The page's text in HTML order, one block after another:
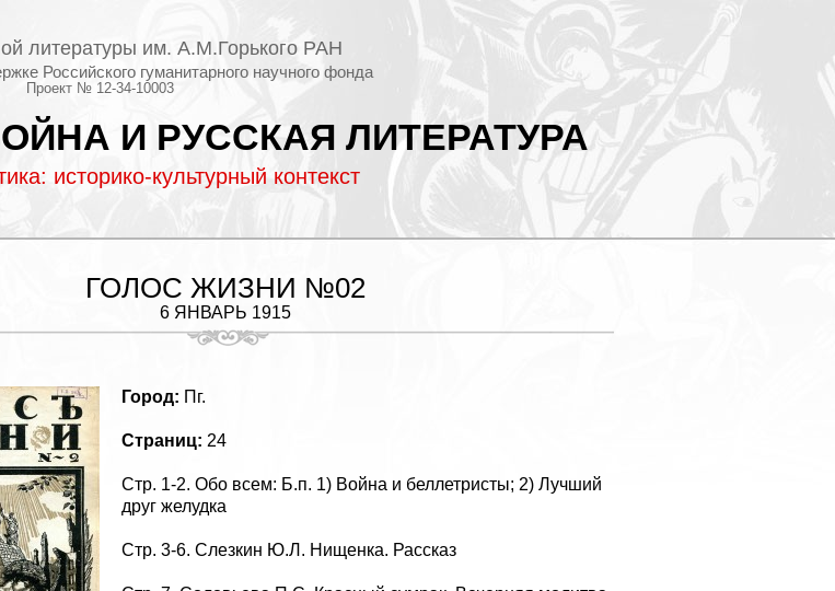
литературы им. А.М.Горького РАН
Российского гуманитарного научного фонда
Проект № 12-34-10003
И РУССКАЯ ЛИТЕРАТУРА
историко-культурный контекст
ГОЛОС ЖИЗНИ №02
6 ЯНВАРЬ 1915
Город: Пг.
Страниц: 24
Стр. 1-2. Обо всем: Б.п. 1) Война и беллетристы; 2) Лучший
друг желудка
Стр. 3-6. Слезкин Ю.Л. Нищенка. Рассказ